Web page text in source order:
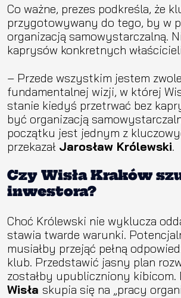
Co ważne, prezes podkreśla, że
przygotowywany do tego, by w
organizacją samowystarczalną.
kaprysów konkretnych
– Przede wszystkim jestem
fundamentalnej wizji, w której
stanie kiedyś przetrwać bez
być organizacją
początku jest jednym z
przekazał Jarosław Królewski.
Czy Wisła Kraków
inwestora?
Choć Królewski nie wyklucza
stawia twarde warunki.
musiałby przejąć pełną
klub. Przedstawić jasny plan
zostałby upubliczniony kibicom.
Wisła skupia się na „pracy